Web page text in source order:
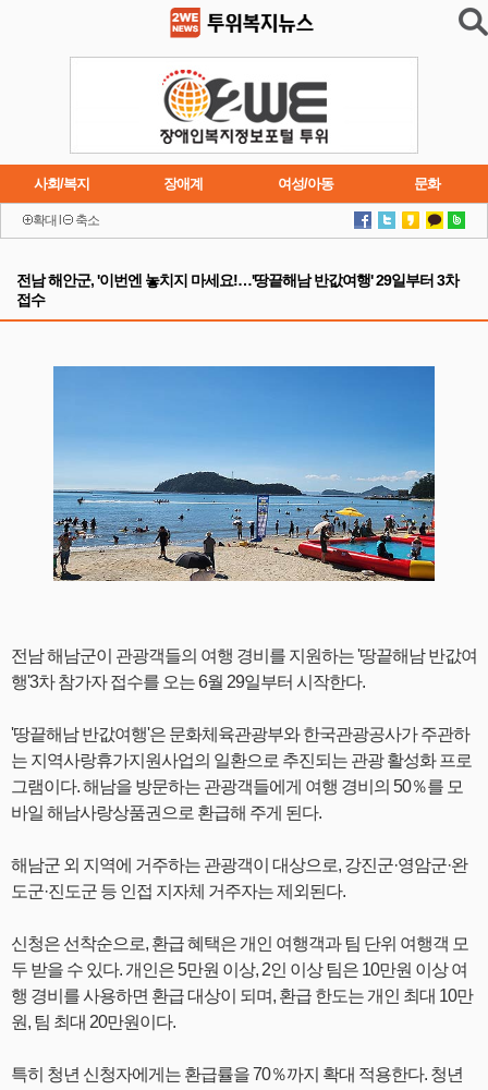
사회/복지 장애계 여성/아동 문화
이슈 연재소설
확대 축소
전남 해안군, '이번엔 놓치지 마세요!…'땅끝해남 반값여행' 29일부터 3차
접수
전남 해남군이 관광객들의 여행 경비를 지원하는 '땅끝해남 반값여
행'3차 참가자 접수를 오는 6월 29일부터 시작한다.
'땅끝해남 반값여행'은 문화체육관광부와 한국관광공사가 주관하
는 지역사랑휴가지원사업의 일환으로 추진되는 관광 활성화 프로
그램이다. 해남을 방문하는 관광객들에게 여행 경비의 50％를 모
바일 해남사랑상품권으로 환급해 주게 된다.
해남군 외 지역에 거주하는 관광객이 대상으로, 강진군·영암군·완
도군·진도군 등 인접 지자체 거주자는 제외된다.
신청은 선착순으로, 환급 혜택은 개인 여행객과 팀 단위 여행객 모
두 받을 수 있다. 개인은 5만원 이상, 2인 이상 팀은 10만원 이상 여
행 경비를 사용하면 환급 대상이 되며, 환급 한도는 개인 최대 10만
원, 팀 최대 20만원이다.
특히 청년 신청자에게는 환급률을 70％까지 확대 적용한다. 청년